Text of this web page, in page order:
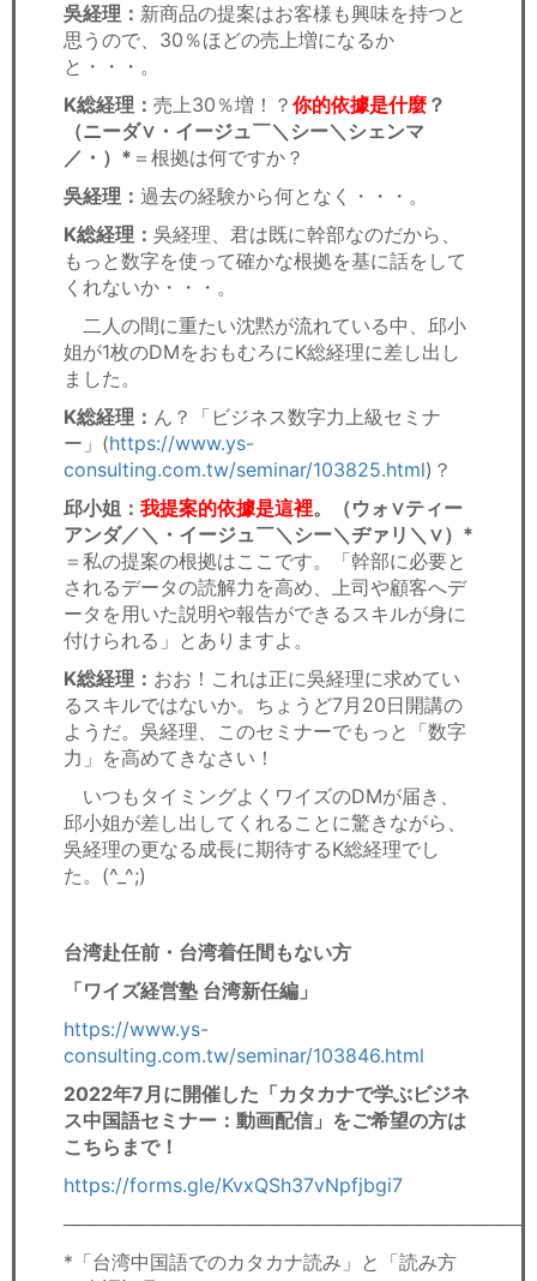
吳経理： 新商品の提案はお客様も興味を持つと
思うので、30％ほどの売上増になるか
と・・・。
K総経理： 売上30％増！？ 你的依據是什麼 ？
（ニーダ∨・イージュ￣＼シー＼シェンマ
／・）* ＝根拠は何ですか？
吳経理： 過去の経験から何となく・・・。
K総経理： 吳経理、君は既に幹部なのだから、
もっと数字を使って確かな根拠を基に話をして
くれないか・・・。
二人の間に重たい沈黙が流れている中、邱小
姐が1枚のDMをおもむろにK総経理に差し出し
ました。
K総経理： ん？「ビジネス数字力上級セミナ
ー」(https://www.ys-
consulting.com.tw/seminar/103825.html)？
邱小姐： 我提案的依據是這裡。（ウォ∨ティー
アンダ／＼・イージュ￣＼シー＼ヂァリ＼∨）*
＝私の提案の根拠はここです。「幹部に必要と
されるデータの読解力を高め、上司や顧客へデ
ータを用いた説明や報告ができるスキルが身に
付けられる」とありますよ。
K総経理： おお！これは正に吳経理に求めてい
るスキルではないか。ちょうど7月20日開講の
ようだ。吳経理、このセミナーでもっと「数字
力」を高めてきなさい！
いつもタイミングよくワイズのDMが届き、
邱小姐が差し出してくれることに驚きながら、
吳経理の更なる成長に期待するK総経理でし
た。(^_^;)
台湾赴任前・台湾着任間もない方
「ワイズ経営塾 台湾新任編」
https://www.ys-
consulting.com.tw/seminar/103846.html
2022年7月に開催した「カタカナで学ぶビジネ
ス中国語セミナー：動画配信」をご希望の方は
こちらまで！
https://forms.gle/KvxQSh37vNpfjbgi7
*「台湾中国語でのカタカナ読み」と「読み方